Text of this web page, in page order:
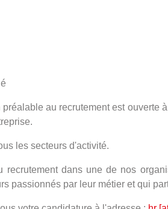
au recrutement est ouverte
les secteurs d'activité.
recrutement dans une de nos
passionnés par leur métier et qui